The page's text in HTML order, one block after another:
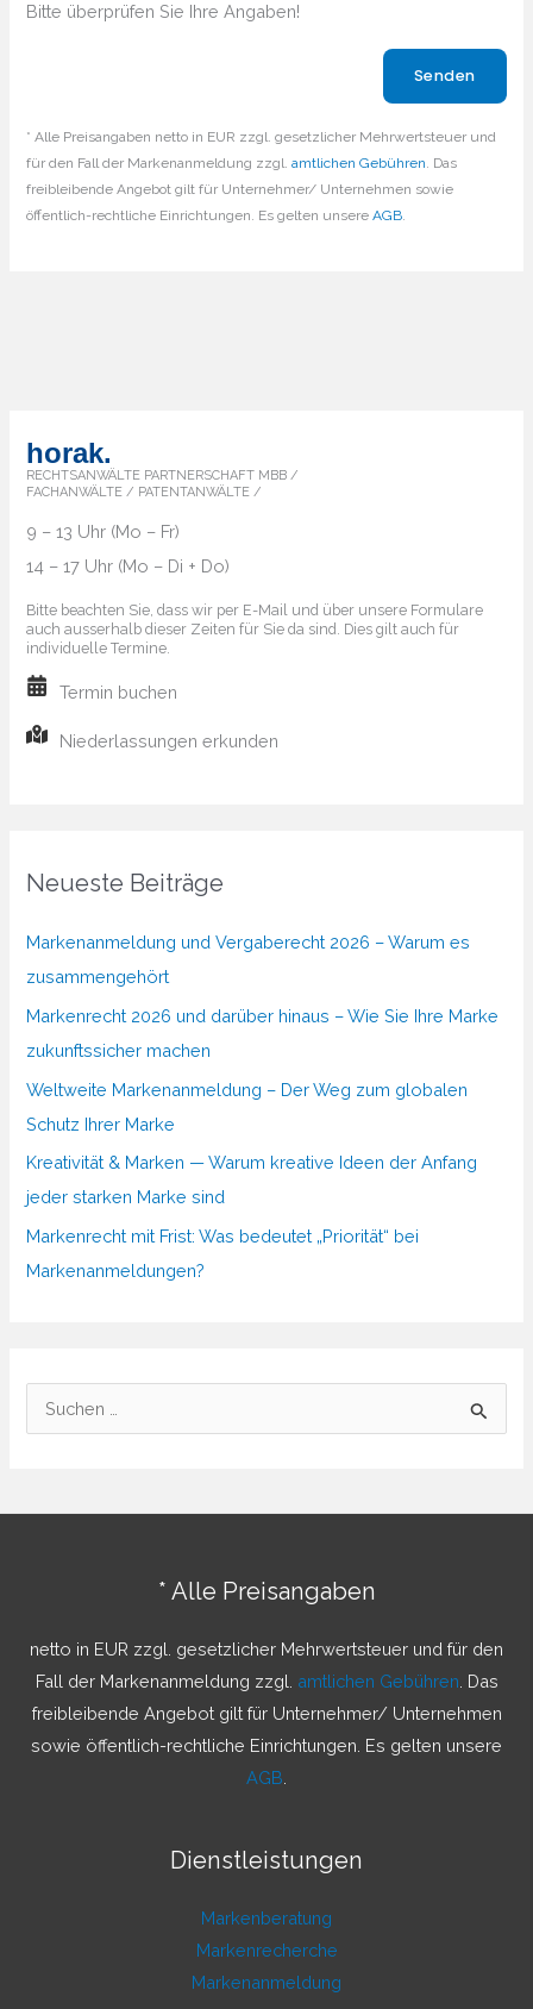
Bitte überprüfen Sie Ihre Angaben!
* Alle Preisangaben netto in EUR zzgl. gesetzlicher Mehrwertsteuer und
für den Fall der Markenanmeldung zzgl.amtlichen Gebühren. Das
freibleibende Angebot gilt für Unternehmer/ Unternehmen sowie
öffentlich-rechtliche Einrichtungen. Es gelten unsereAGB.
horak.
RECHTSANWÄLTE PARTNERSCHAFT MBB /
FACHANWÄLTE / PATENTANWÄLTE /
9 – 13 Uhr (Mo – Fr)
14 – 17 Uhr (Mo – Di + Do)
Bitte beachten Sie, dass wir per E-Mail und über unsere Formulare
auch ausserhalb dieser Zeiten für Sie da sind. Dies gilt auch für
individuelle Termine.
Termin buchen
Niederlassungen erkunden
Neueste Beiträge
Markenanmeldung und Vergaberecht 2026 – Warum es
zusammengehört
Markenrecht 2026 und darüber hinaus – Wie Sie Ihre Marke
zukunftssicher machen
Weltweite Markenanmeldung – Der Weg zum globalen
Schutz Ihrer Marke
Kreativität & Marken — Warum kreative Ideen der Anfang
jeder starken Marke sind
Markenrecht mit Frist: Was bedeutet „Priorität“ bei
Markenanmeldungen?
u
h
* Alle Preisangaben
netto in EUR zzgl. gesetzlicher Mehrwertsteuer und für den
Fall der Markenanmeldung zzgl. amtlichen Gebühren . Das
freibleibende Angebot gilt für Unternehmer/ Unternehmen
sowie öffentlich-rechtliche Einrichtungen. Es gelten unsere
AGB
Dienstleistungen
Markenberatung
Markenrecherche
Markenanmeldung